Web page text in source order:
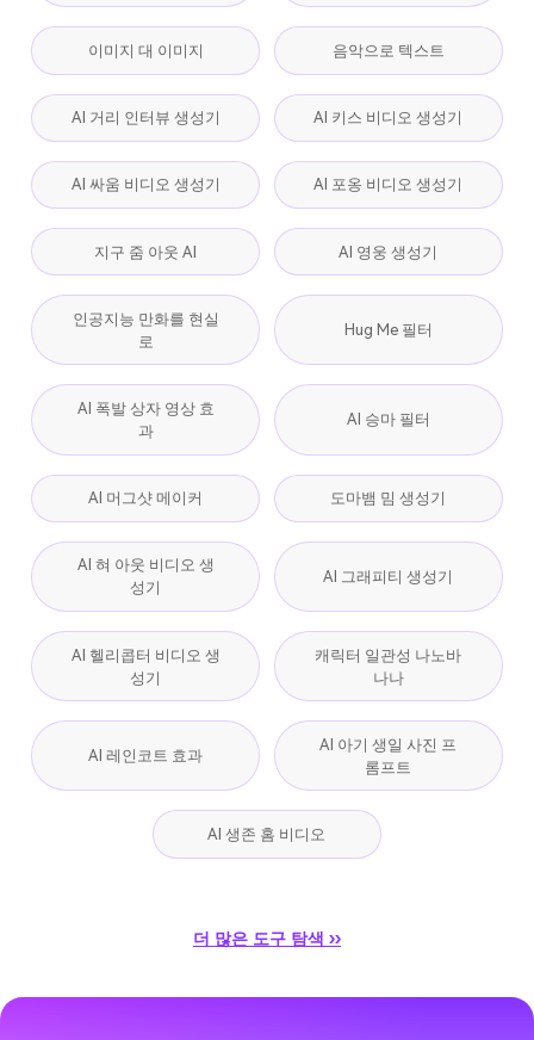
이미지 대 이미지 음악으로 텍스트
AI 거리 인터뷰 생성기 AI 키스 비디오 생성기
AI 싸움 비디오 생성기 AI 포옹 비디오 생성기
지구 줌 아웃 AI AI 영웅 생성기
인공지능 만화를 현실
로
Hug Me 필터
AI 폭발 상자 영상 효
과
AI 승마 필터
AI 머그샷 메이커 도마뱀 밈 생성기
AI 혀 아웃 비디오 생
성기
AI 그래피티 생성기
AI 헬리콥터 비디오 생
성기
캐릭터 일관성 나노바
나나
AI 레인코트 효과
AI 아기 생일 사진 프
롬프트
AI 생존 홈 비디오
더 많은 도구 탐색 ››